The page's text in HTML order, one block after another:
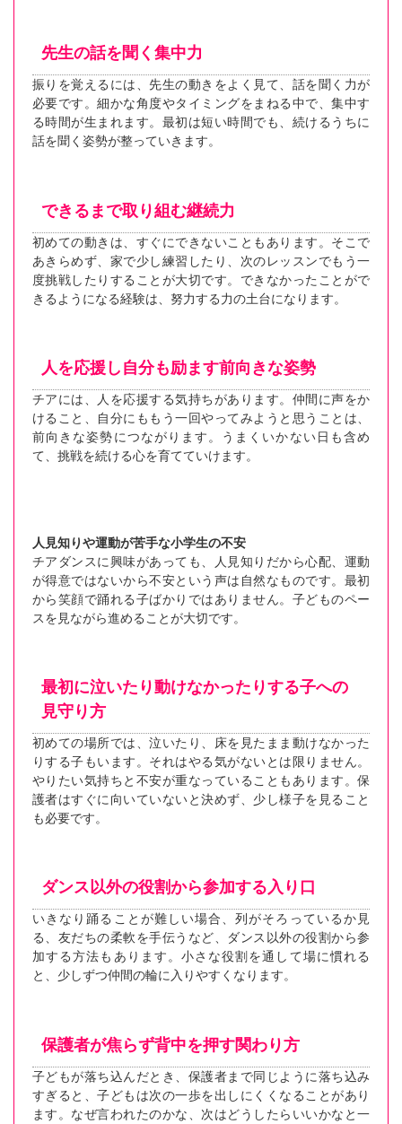
先生の話を聞く集中力
振りを覚えるには、先生の動きをよく見て、話を聞く力が
必要です。細かな角度やタイミングをまねる中で、集中す
る時間が生まれます。最初は短い時間でも、続けるうちに
話を聞く姿勢が整っていきます。
できるまで取り組む継続力
初めての動きは、すぐにできないこともあります。そこで
あきらめず、家で少し練習したり、次のレッスンでもう一
度挑戦したりすることが大切です。できなかったことがで
きるようになる経験は、努力する力の土台になります。
人を応援し自分も励ます前向きな姿勢
チアには、人を応援する気持ちがあります。仲間に声をか
けること、自分にももう一回やってみようと思うことは、
前向きな姿勢につながります。うまくいかない日も含め
て、挑戦を続ける心を育てていけます。
人見知りや運動が苦手な小学生の不安
チアダンスに興味があっても、人見知りだから心配、運動
が得意ではないから不安という声は自然なものです。最初
から笑顔で踊れる子ばかりではありません。子どものペー
スを見ながら進めることが大切です。
最初に泣いたり動けなかったりする子への
見守り方
初めての場所では、泣いたり、床を見たまま動けなかった
りする子もいます。それはやる気がないとは限りません。
やりたい気持ちと不安が重なっていることもあります。保
護者はすぐに向いていないと決めず、少し様子を見ること
も必要です。
ダンス以外の役割から参加する入り口
いきなり踊ることが難しい場合、列がそろっているか見
る、友だちの柔軟を手伝うなど、ダンス以外の役割から参
加する方法もあります。小さな役割を通して場に慣れる
と、少しずつ仲間の輪に入りやすくなります。
保護者が焦らず背中を押す関わり方
子どもが落ち込んだとき、保護者まで同じように落ち込み
すぎると、子どもは次の一歩を出しにくくなることがあり
ます。なぜ言われたのかな、次はどうしたらいいかなと一